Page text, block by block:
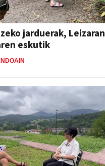
jarduerak, Leizaran
eskutik